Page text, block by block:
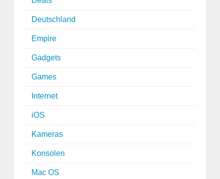
Deutschland
Empire
Gadgets
Games
Internet
iOS
Kameras
Konsolen
Mac OS